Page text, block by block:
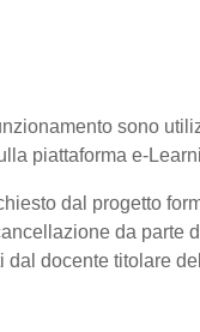
sono
piattaforma e-
dal progetto
da
docente titolare